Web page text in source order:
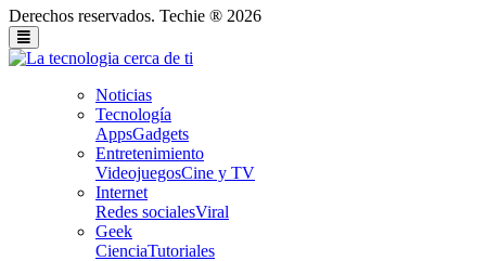
Derechos reservados. Techie ® 2026
Noticias
Tecnología
AppsGadgets
Entretenimiento
VideojuegosCine y TV
Internet
Redes socialesViral
Geek
CienciaTutoriales